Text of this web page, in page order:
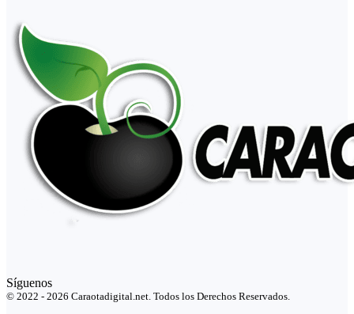
Síguenos
© 2022 - 2026 Caraotadigital.net. Todos los Derechos Reservados.